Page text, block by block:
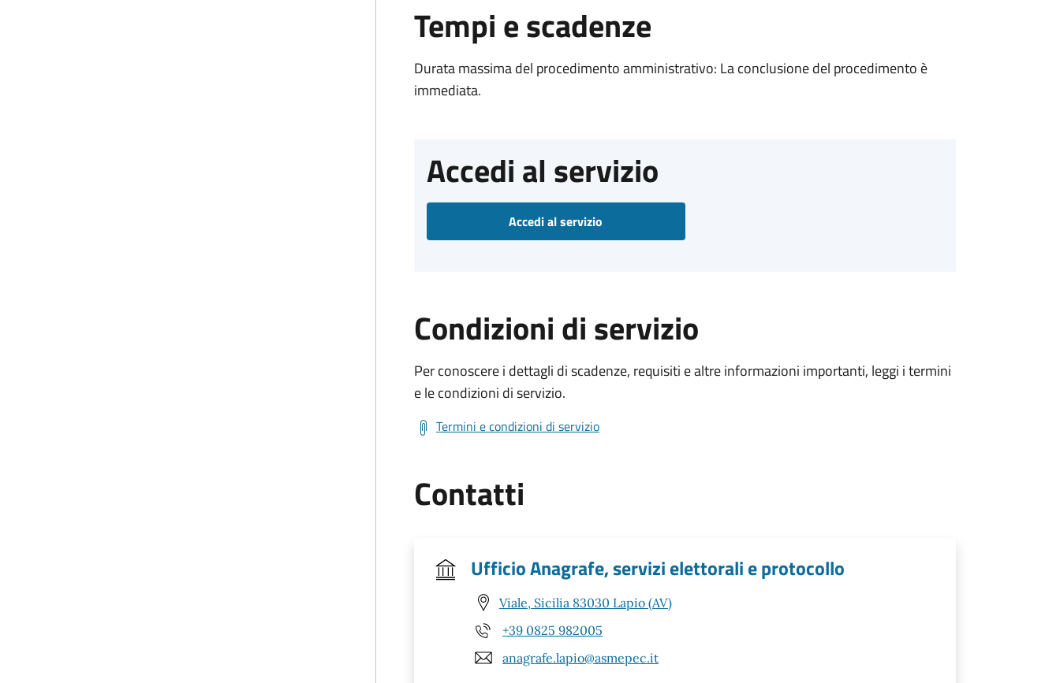
Tempi e scadenze
Durata massima del procedimento amministrativo: La conclusione del procedimento è
immediata.
Accedi al servizio
Accedi al servizio
Condizioni di servizio
Per conoscere i dettagli di scadenze, requisiti e altre informazioni importanti, leggi i termini
e le condizioni di servizio.
Termini e condizioni di servizio
Contatti
Ufficio Anagrafe, servizi elettorali e protocollo
Viale, Sicilia 83030 Lapio (AV)
+39 0825 982005
anagrafe.lapio@asmepec.it